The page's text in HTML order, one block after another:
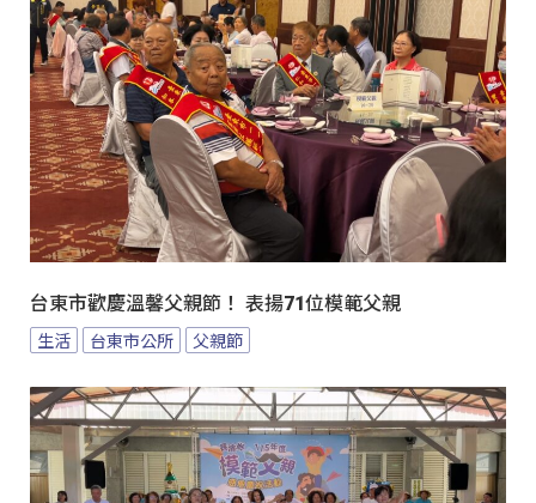
台東市歡慶溫馨父親節！ 表揚71位模範父親
生活 台東市公所 父親節